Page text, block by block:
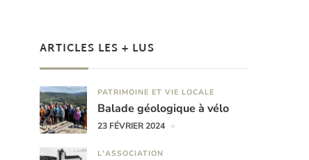
ARTICLES LES + LUS
PATRIMOINE ET VIE LOCALE
Balade géologique à vélo
23 FÉVRIER 2024
L'ASSOCIATION